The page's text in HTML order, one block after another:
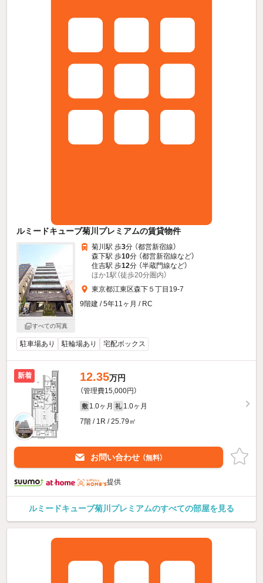
ルミードキューブ菊川プレミアムの賃貸物件
すべての写真
菊川駅 歩3分 （都営新宿線）
森下駅 歩10分 （都営新宿線など）
住吉駅 歩12分 （半蔵門線など）
ほか1駅（徒歩20分圏内）
東京都江東区森下５丁目19-7
9階建 / 5年11ヶ月 / RC
駐車場あり 駐輪場あり 宅配ボックス
新着 12.35万円
（管理費15,000円）
敷 1.0ヶ月 礼 1.0ヶ月
7階 / 1R / 25.79㎡
お問い合わせ （無料）
提供
ルミードキューブ菊川プレミアムのすべての部屋を見る